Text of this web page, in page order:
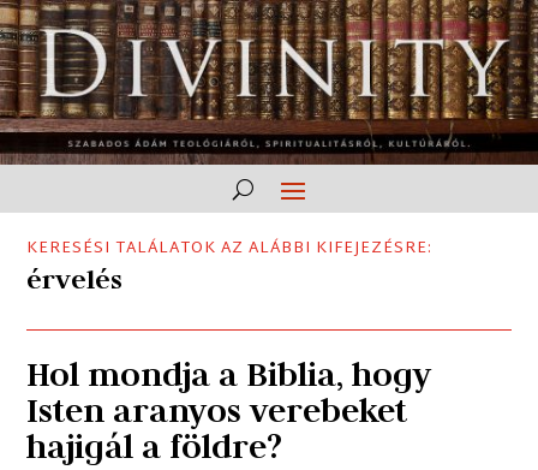
KERESÉSI TALÁLATOK AZ ALÁBBI KIFEJEZÉSRE:
érvelés
Hol mondja a Biblia, hogy
Isten aranyos verebeket
hajigál a földre?